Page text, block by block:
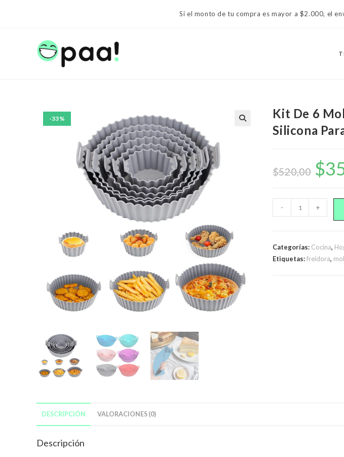
Si el monto de tu compra es mayor a $2.000, el
-33%
Kit De 6
Silicona
$520,00
El
precio
original
$
De
Bandeja
- +
Categorías: Cocina,
Etiquetas:freidora,
DESCRIPCIÓN VALORACIONES (0)
Descripción